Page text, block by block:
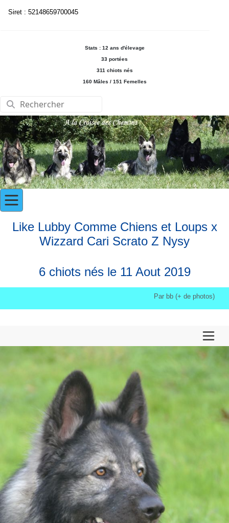
Siret : 52148659700045
Stats : 12 ans d'élevage
33 portées
311 chiots nés
160 Mâles / 151 Femelles
Like Lubby Comme Chiens et Loups x
Wizzard Cari Scrato Z Nysy
6 chiots nés le 11 Aout 2019
Par bb (+ de photos)